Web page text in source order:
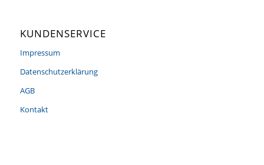
KUNDENSERVICE
Impressum
Datenschutzerklärung
AGB
Kontakt